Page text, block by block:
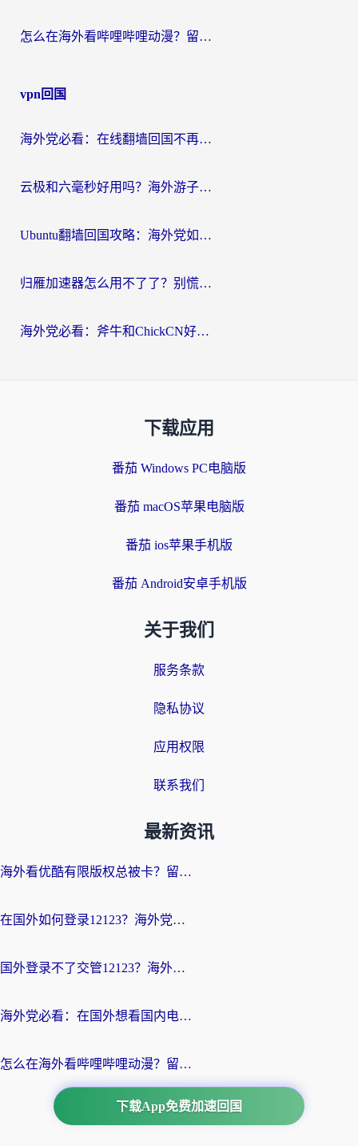
怎么在海外看哔哩哔哩动漫？留学生亲测有效的回国加速方案
vpn回国
海外党必看：在线翻墙回国不再难！教你选对加速器无缝刷国内资源
云极和六毫秒好用吗？海外游子解锁国内资源的真实答案
Ubuntu翻墙回国攻略：海外党如何选对加速器，无缝刷国内剧玩游戏？
归雁加速器怎么用不了了？别慌，这篇指南教你如何丝滑“回家”
海外党必看：斧牛和ChickCN好用吗？3款热门加速器实测+番茄加速器深度体验
下载应用
番茄 Windows PC电脑版
番茄 macOS苹果电脑版
番茄 ios苹果手机版
番茄 Android安卓手机版
关于我们
服务条款
隐私协议
应用权限
联系我们
最新资讯
海外看优酷有限版权总被卡？留学生亲测有效的回国加速器选择指南
在国外如何登录12123？海外党必备的回国加速实用指南
国外登录不了交管12123？海外华人亲测有效的回国加速器选择指南
海外党必看：在国外想看国内电视剧用什么软件？3步解决地域限制
怎么在海外看哔哩哔哩动漫？留学生亲测有效的回国加速方案
下载App免费加速回国